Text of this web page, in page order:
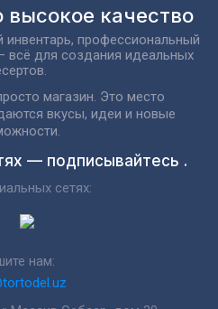
высокое качество
профессиональный
всё для создания идеальных
магазин. Это место
вкусы, идеи и новые
— подписывайтесь .
сетях:
нам: